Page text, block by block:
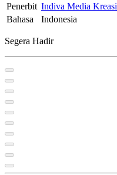
Penerbit Indiva Media Kreasi
Bahasa
Indonesia
Segera Hadir